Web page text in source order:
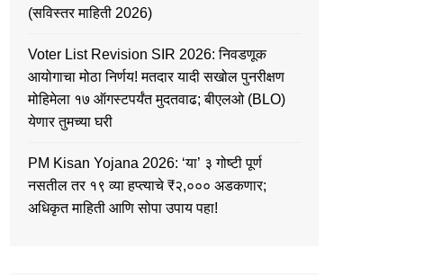
(सविस्तर माहिती 2026)
Voter List Revision SIR 2026: निवडणूक
आयोगाचा मोठा निर्णय! मतदार यादी सखोल पुनरीक्षण
मोहिमेला १७ ऑगस्टपर्यंत मुदतवाढ; बीएलओ (BLO)
येणार तुमच्या घरी
PM Kisan Yojana 2026: ‘या’ ३ गोष्टी पूर्ण
नसतील तर १९ व्या हप्त्याचे ₹२,००० अडकणार;
अधिकृत माहिती आणि सोपा उपाय पहा!